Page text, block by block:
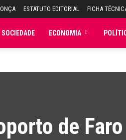
ESTATUTO EDITORIAL FICHA
SOCIEDADE ECONOMIA
de